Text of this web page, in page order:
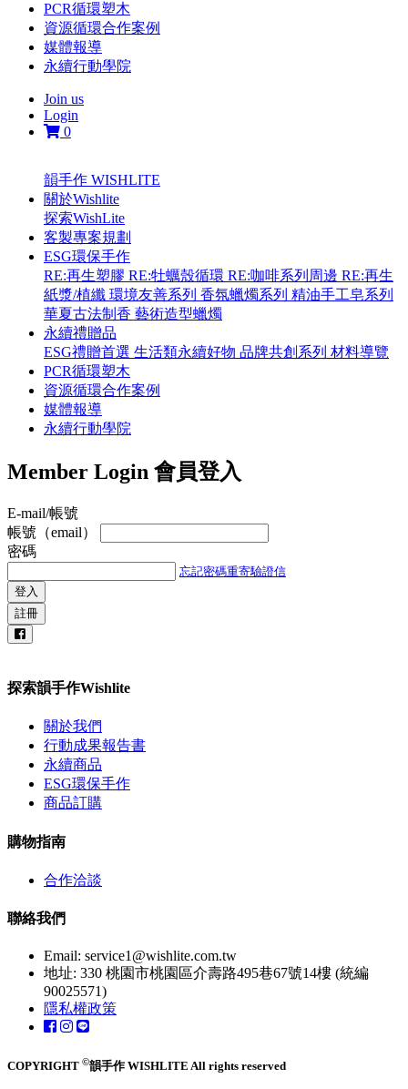
PCR循環塑木
資源循環合作案例
媒體報導
永續行動學院
Join us
Login
0
韻手作 WISHLITE
關於Wishlite
探索WishLite
客製專案規劃
ESG環保手作
RE:再生塑膠 RE:牡蠣殼循環 RE:咖啡系列周邊 RE:再生
紙漿/植纖 環境友善系列 香氛蠟燭系列 精油手工皂系列
華夏古法制香 藝術造型蠟燭
永續禮贈品
ESG禮贈首選 生活類永續好物 品牌共創系列 材料導覽
PCR循環塑木
資源循環合作案例
媒體報導
永續行動學院
Member Login 會員登入
E-mail/帳號
帳號（email）
密碼
忘記密碼重寄驗證信
登入
註冊
探索韻手作Wishlite
關於我們
行動成果報告書
永續商品
ESG環保手作
商品訂購
購物指南
合作洽談
聯絡我們
Email: service1@wishlite.com.tw
地址: 330 桃園市桃園區介壽路495巷67號14樓 (統編
90025571)
隱私權政策
COPYRIGHT ©韻手作 WISHLITE All rights reserved